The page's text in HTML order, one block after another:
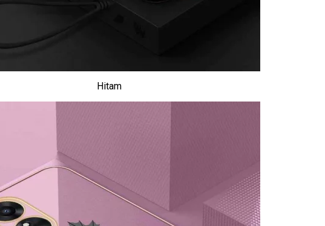
Hitam